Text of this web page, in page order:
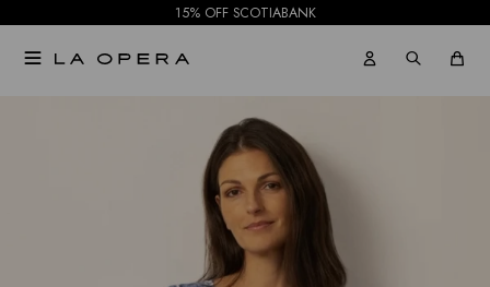
15% OFF SCOTIABANK

NOTIFICARME